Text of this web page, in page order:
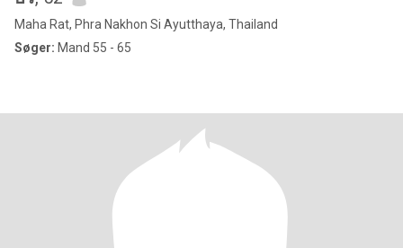
Maha Rat, Phra Nakhon Si Ayutthaya, Thailand
Søger: Mand 55 - 65